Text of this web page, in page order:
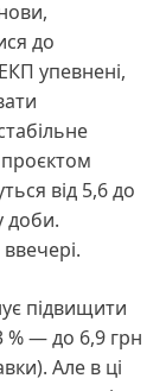
до
упевнені,
проєктом
від 5,6 до
доби.
підвищити
% — до 6,9 грн
Але в ці